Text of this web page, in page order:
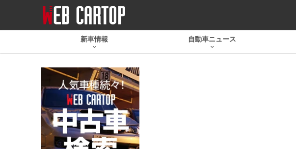
新車情報 自動車ニュース